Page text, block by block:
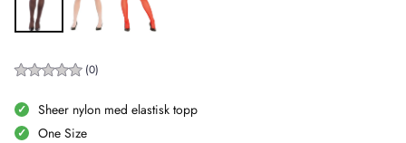
(0)
Sheer nylon med elastisk topp
One Size